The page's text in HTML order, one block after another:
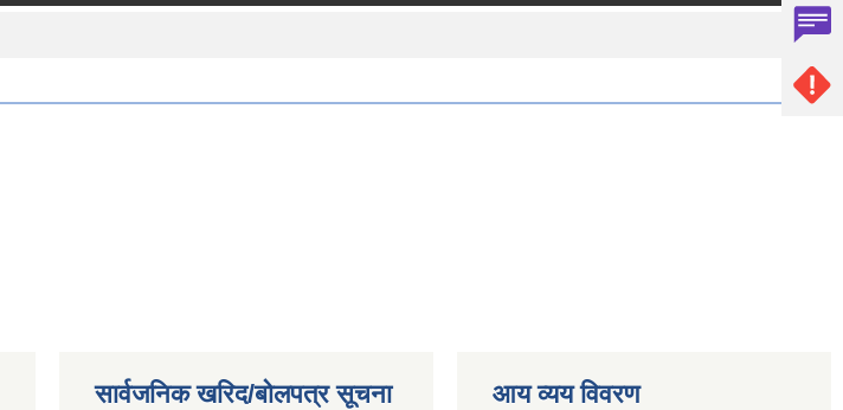
सार्वजनिक खरिद/बोलपत्र सूचना आय व्यय विवरण